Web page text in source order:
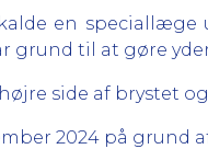
en
grund til at gøre
side af brystet
2024 på grund